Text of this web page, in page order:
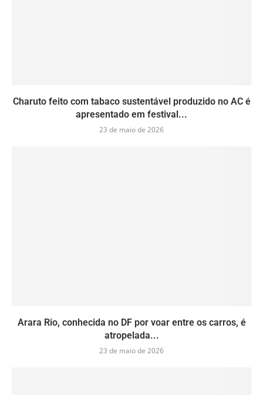
Charuto feito com tabaco sustentável produzido no AC é
apresentado em festival...
23 de maio de 2026
Arara Rio, conhecida no DF por voar entre os carros, é
atropelada...
23 de maio de 2026